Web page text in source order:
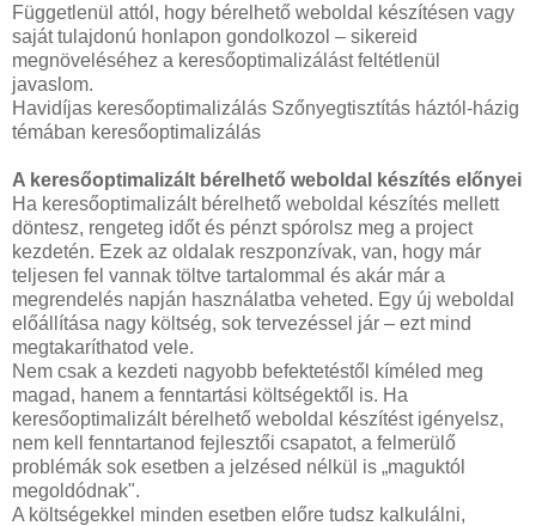
Függetlenül attól, hogy bérelhető weboldal készítésen vagy
saját tulajdonú honlapon gondolkozol – sikereid
megnöveléséhez a keresőoptimalizálást feltétlenül
javaslom.
Havidíjas keresőoptimalizálás Szőnyegtisztítás háztól-házig
témában keresőoptimalizálás
A keresőoptimalizált bérelhető weboldal készítés előnyei
Ha keresőoptimalizált bérelhető weboldal készítés mellett
döntesz, rengeteg időt és pénzt spórolsz meg a project
kezdetén. Ezek az oldalak reszponzívak, van, hogy már
teljesen fel vannak töltve tartalommal és akár már a
megrendelés napján használatba veheted. Egy új weboldal
előállítása nagy költség, sok tervezéssel jár – ezt mind
megtakaríthatod vele.
Nem csak a kezdeti nagyobb befektetéstől kíméled meg
magad, hanem a fenntartási költségektől is. Ha
keresőoptimalizált bérelhető weboldal készítést igényelsz,
nem kell fenntartanod fejlesztői csapatot, a felmerülő
problémák sok esetben a jelzésed nélkül is „maguktól
megoldódnak".
A költségekkel minden esetben előre tudsz kalkulálni,